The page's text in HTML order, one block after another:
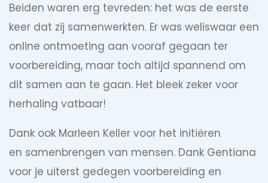
Beiden waren erg tevreden: het was de eerste
keer dat zij samenwerkten. Er was weliswaar een
online ontmoeting aan vooraf gegaan ter
voorbereiding, maar toch altijd spannend om
dit samen aan te gaan. Het bleek zeker voor
herhaling vatbaar!
Dank ook Marleen Keller voor het initiëren
en samenbrengen van mensen. Dank Gentiana
voor je uiterst gedegen voorbereiding en